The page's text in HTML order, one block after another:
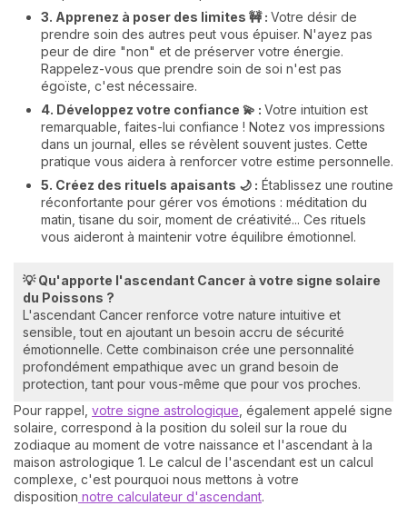
3. Apprenez à poser des limites 🚧 : Votre désir de
prendre soin des autres peut vous épuiser. N'ayez pas
peur de dire "non" et de préserver votre énergie.
Rappelez-vous que prendre soin de soi n'est pas
égoïste, c'est nécessaire.
4. Développez votre confiance 💫 : Votre intuition est
remarquable, faites-lui confiance ! Notez vos impressions
dans un journal, elles se révèlent souvent justes. Cette
pratique vous aidera à renforcer votre estime personnelle.
5. Créez des rituels apaisants 🌙 : Établissez une routine
réconfortante pour gérer vos émotions : méditation du
matin, tisane du soir, moment de créativité... Ces rituels
vous aideront à maintenir votre équilibre émotionnel.
💡 Qu'apporte l'ascendant Cancer à votre signe solaire
du Poissons ?
L'ascendant Cancer renforce votre nature intuitive et
sensible, tout en ajoutant un besoin accru de sécurité
émotionnelle. Cette combinaison crée une personnalité
profondément empathique avec un grand besoin de
protection, tant pour vous-même que pour vos proches.
Pour rappel, votre signe astrologique , également appelé signe
solaire, correspond à la position du soleil sur la roue du
zodiaque au moment de votre naissance et l'ascendant à la
maison astrologique 1. Le calcul de l'ascendant est un calcul
complexe, c'est pourquoi nous mettons à votre
disposition notre calculateur d'ascendant.